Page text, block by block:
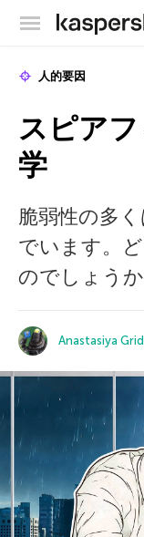
人的要因
スピア
学
脆弱性の多
でいます。
のでしょうか
Anastasiya